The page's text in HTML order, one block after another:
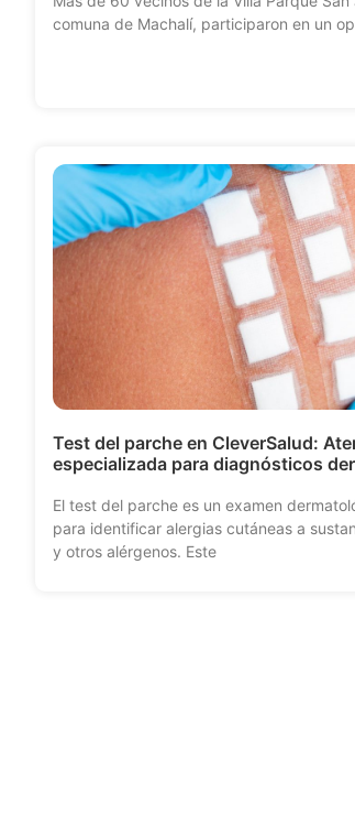
comuna de Machalí, participaron en un
Test del parche en CleverSalud:
especializada para diagnósticos
El test del parche es un examen
para identificar alergias cutáneas a
y otros alérgenos. Este